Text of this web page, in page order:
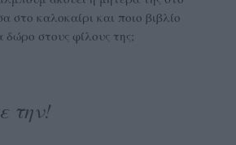
στο καλοκαίρι και ποιο βιβλίο
δώρο στους φίλους της;
την!